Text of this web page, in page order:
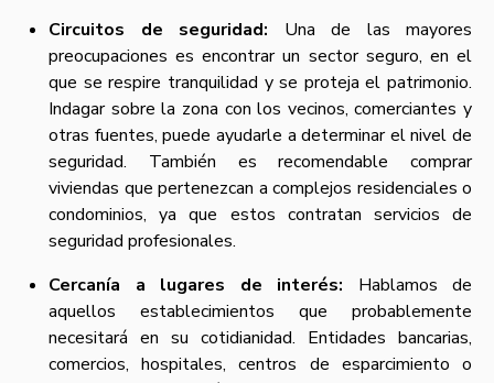
Circuitos de seguridad: Una de las mayores
preocupaciones es encontrar un sector seguro, en el
que se respire tranquilidad y se proteja el patrimonio.
Indagar sobre la zona con los vecinos, comerciantes y
otras fuentes, puede ayudarle a determinar el nivel de
seguridad. También es recomendable comprar
viviendas que pertenezcan a complejos residenciales o
condominios, ya que estos contratan servicios de
seguridad profesionales.
Cercanía a lugares de interés: Hablamos de
aquellos establecimientos que probablemente
necesitará en su cotidianidad. Entidades bancarias,
comercios, hospitales, centros de esparcimiento o